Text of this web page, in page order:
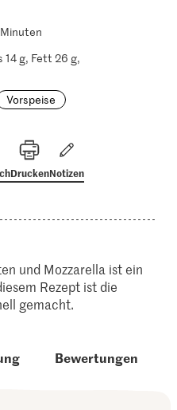
14 g, Fett 26 g,
Vorspeise
DruckenNotizen
und Mozzarella ist ein
Rezept ist die
gemacht.
Bewertungen